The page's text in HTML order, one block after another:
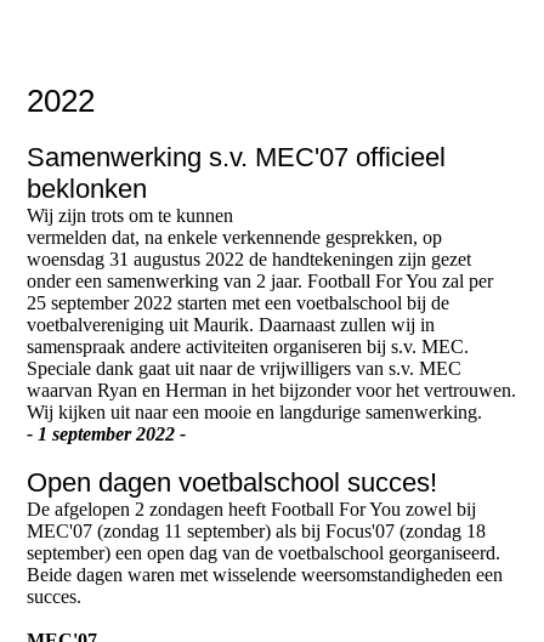
2022
Samenwerking s.v. MEC'07 officieel
beklonken
Wij zijn trots om te kunnen
vermelden dat, na enkele verkennende gesprekken, op
woensdag 31 augustus 2022 de handtekeningen zijn gezet
onder een samenwerking van 2 jaar. Football For You zal per
25 september 2022 starten met een voetbalschool bij de
voetbalvereniging uit Maurik. Daarnaast zullen wij in
samenspraak andere activiteiten organiseren bij s.v. MEC.
Speciale dank gaat uit naar de vrijwilligers van s.v. MEC
waarvan Ryan en Herman in het bijzonder voor het vertrouwen.
Wij kijken uit naar een mooie en langdurige samenwerking.
- 1 september 2022 -
Open dagen voetbalschool succes!
De afgelopen 2 zondagen heeft Football For You zowel bij
MEC'07 (zondag 11 september) als bij Focus'07 (zondag 18
september) een open dag van de voetbalschool georganiseerd.
Beide dagen waren met wisselende weersomstandigheden een
succes.